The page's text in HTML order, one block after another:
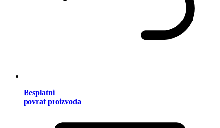
Besplatni
povrat proizvoda